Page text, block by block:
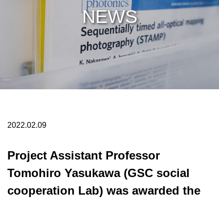
NEWS
2022.02.09
Project Assistant Professor
Tomohiro Yasukawa (GSC social
cooperation Lab) was awarded the